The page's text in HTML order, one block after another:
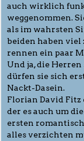
auch wirklich
weggenommen.
als im wahrsten
beiden haben viel
rennen ein paar
Und ja, die
dürfen sie sich
Nackt-Dasein.
Florian David
der es auch um
ersten
alles verzichten